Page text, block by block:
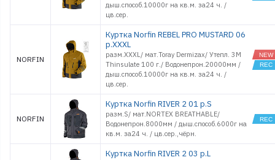
дыш.способ.10000г на кв.м. за24 ч. /
цв.cер.
NORFIN
Куртка Norfin REBEL PRO MUSTARD 06
р.XXXL
разм.XXXL/ мат.Toray Dermizax/ Утепл. 3M
Thinsulate 100 г./ Водонепрон.20000мм /
дыш.способ.10000г на кв.м. за24 ч. /
цв.cер.
NORFIN
Куртка Norfin RIVER 2 01 р.S
разм.S/ мат.NORTEX BREATHABLE/
Водонепрон.8000мм / дыш.способ.6000г на
кв.м. за24 ч. / цв.cер.,чёрн.
Куртка Norfin RIVER 2 03 р.L